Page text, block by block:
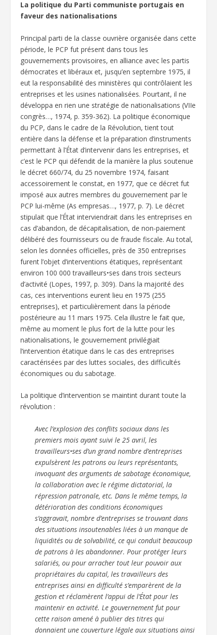
La politique du Parti communiste portugais en
faveur des nationalisations
Principal parti de la classe ouvrière organisée dans cette
période, le PCP fut présent dans tous les
gouvernements provisoires, en alliance avec les partis
démocrates et libéraux et, jusqu’en septembre 1975, il
eut la responsabilité des ministères qui contrôlaient les
entreprises et les usines nationalisées. Pourtant, il ne
développa en rien une stratégie de nationalisations (VIIe
congrès…, 1974, p. 359-362). La politique économique
du PCP, dans le cadre de la Révolution, tient tout
entière dans la défense et la préparation d’instruments
permettant à l’État d’intervenir dans les entreprises, et
c’est le PCP qui défendit de la manière la plus soutenue
le décret 660/74, du 25 novembre 1974, faisant
accessoirement le constat, en 1977, que ce décret fut
imposé aux autres membres du gouvernement par le
PCP lui-même (As empresas…, 1977, p. 7). Le décret
stipulait que l’État interviendrait dans les entreprises en
cas d’abandon, de décapitalisation, de non-paiement
délibéré des fournisseurs ou de fraude fiscale. Au total,
selon les données officielles, près de 350 entreprises
furent l’objet d’interventions étatiques, représentant
environ 100 000 travailleurs•ses dans trois secteurs
d’activité (Lopes, 1997, p. 309). Dans la majorité des
cas, ces interventions eurent lieu en 1975 (255
entreprises), et particulièrement dans la période
postérieure au 11 mars 1975. Cela illustre le fait que,
même au moment le plus fort de la lutte pour les
nationalisations, le gouvernement privilégiait
l’intervention étatique dans le cas des entreprises
caractérisées par des luttes sociales, des difficultés
économiques ou du sabotage.
La politique d’intervention se maintint durant toute la
révolution :
Avec l’explosion des conflits sociaux dans les
premiers mois ayant suivi le 25 avril, les
travailleurs•ses d’un grand nombre d’entreprises
expulsèrent les patrons ou leurs représentants,
invoquant des arguments de sabotage économique,
la collaboration avec le régime dictatorial, la
répression patronale, etc. Dans le même temps, la
détérioration des conditions économiques
s’aggravait, nombre d’entreprises se trouvant dans
des situations insoutenables liées à un manque de
liquidités ou de solvabilité, ce qui conduit beaucoup
de patrons à les abandonner. Pour protéger leurs
salariés, ou pour arracher tout leur pouvoir aux
propriétaires du capital, les travailleurs des
entreprises ainsi en difficulté s’emparèrent de la
gestion et réclamèrent l’appui de l’État pour les
maintenir en activité. Le gouvernement fut pour
cette raison amené à publier des titres qui
donnaient une couverture légale aux situations ainsi